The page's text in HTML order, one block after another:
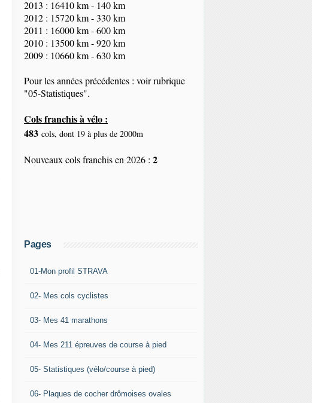
2013 : 16410 km - 140 km
2012 : 15720 km - 330 km
2011 : 16000 km - 600 km
2010 : 13500 km - 920 km
2009 : 10660 km - 630 km
Pour les années précédentes : voir rubrique
"05-Statistiques".
Cols franchis à vélo :
483 cols, dont 19 à plus de 2000m
Nouveaux cols franchis en 2026 : 2
Pages
01-Mon profil STRAVA
02- Mes cols cyclistes
03- Mes 41 marathons
04- Mes 211 épreuves de course à pied
05- Statistiques (vélo/course à pied)
06- Plaques de cocher drômoises ovales